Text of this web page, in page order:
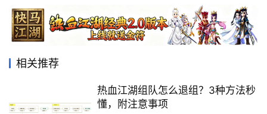
相关推荐
热血江湖组队怎么退组？3种方法秒
懂，附注意事项